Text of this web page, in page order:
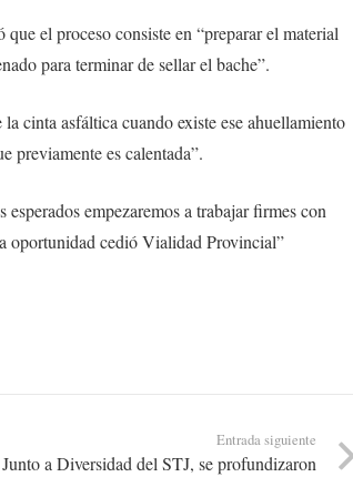
el proceso consiste en “preparar el material
para terminar de sellar el bache”.
cinta asfáltica cuando existe ese ahuellamiento
previamente es calentada”.
empezaremos a trabajar firmes con
oportunidad cedió Vialidad Provincial”
Entrada siguiente
Junto a Diversidad del STJ, se profundizaron